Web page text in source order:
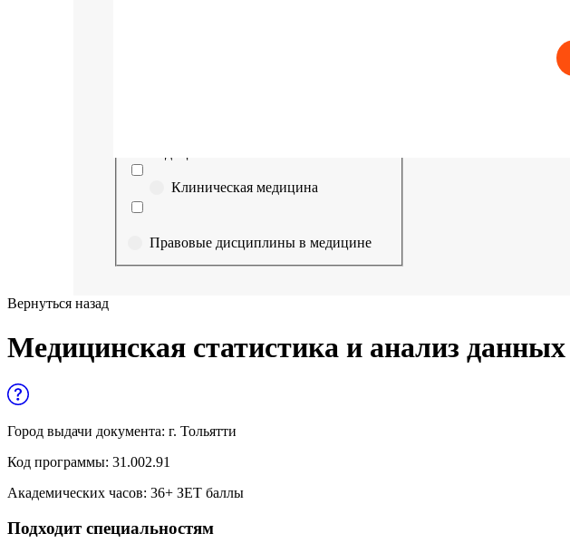
Клиническая медицина
Правовые дисциплины в медицине
медицине
Образование и педагогические науки
Социология и социальная работа
Вернуться назад
Медицинская статистика и анализ данных
Город выдачи документа: г. Тольятти
Код программы: 31.002.91
Академических часов: 36+ ЗЕТ баллы
Подходит специальностям